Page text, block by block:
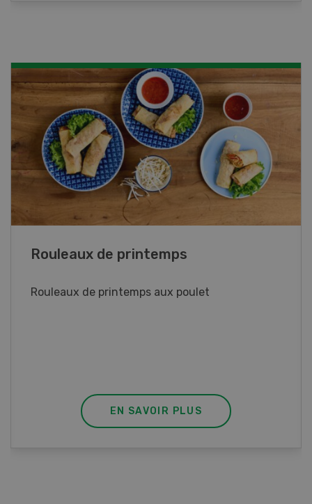
Blancs de poulet sauce épinards à la
EN SAVOIR PLUS